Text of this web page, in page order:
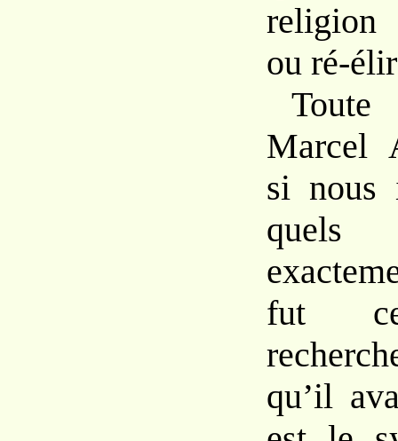
ou ré-
Marcel
si nous
quels
fut
qu’il